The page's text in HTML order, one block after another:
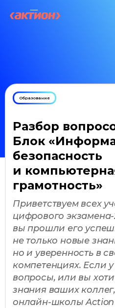
Образование
Разбор
Блок
безопасность
и
грамотность»
Приветствуем всех
цифрового
вы прошли его
не только новые
но и уверенность в
компетенциях. Если
вопросы, или вы
знания ваших
онлайн-школы Action